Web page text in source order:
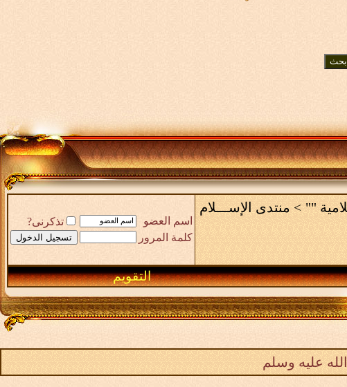
""
> منتدى الإســـلام
اسم العضو
تذكرنى?
كلمة المرور
التقويم
عليه وسلم